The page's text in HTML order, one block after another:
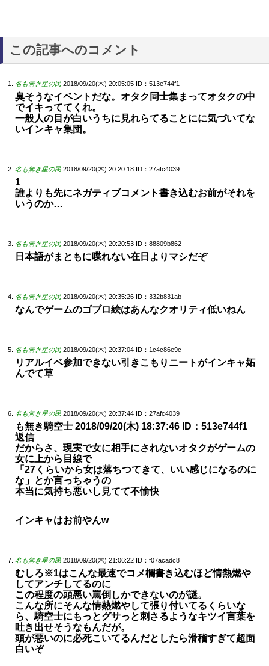
この記事へのコメント
名も無き星の民 2018/09/20(木) 20:05:05 ID：513e744f1
臭そうなイベントだな。オタク同士集まってオタクの中
でイキっててくれ。
一般人の目が白いうちに見れらてることにに気づいてな
いインキャ集団。
名も無き星の民 2018/09/20(木) 20:20:18 ID：27afc4039
1
誰よりも先にネガティブコメント書き込むお前がそれを
いうのか…
名も無き星の民 2018/09/20(木) 20:20:53 ID：88809b862
日本語がまともに喋れない在日よりマシだぞ
名も無き星の民 2018/09/20(木) 20:35:26 ID：332b831ab
なんでゲームのゴブロ絵はあんなクオリティ低いねん
名も無き星の民 2018/09/20(木) 20:37:04 ID：1c4c86e9c
リアルイベ参加できない引きこもりニートがインキャ妬
んでて草
名も無き星の民 2018/09/20(木) 20:37:44 ID：27afc4039
も無き騎空士 2018/09/20(木) 18:37:46 ID：513e744f1
返信
だからさ、現実で女に相手にされないオタクがゲームの
女に上から目線で
「27くらいから女は落ちつてきて、いい感じになるのに
な」とか言っちゃうの
本当に気持ち悪いし見てて不愉快
インキャはお前やんw
名も無き星の民 2018/09/20(木) 21:06:22 ID：f07acadc8
むしろ※1はこんな最速でコメ欄書き込むほど情熱燃や
してアンチしてるのに
この程度の頭悪い罵倒しかできないのが謎。
こんな所にそんな情熱燃やして張り付いてるくらいな
ら、騎空士にもっとグサっと刺さるようなキツイ言葉を
吐き出せそうなもんだが。
頭が悪いのに必死こいてるんだとしたら滑稽すぎて超面
白いぞ